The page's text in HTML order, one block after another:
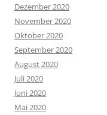
Dezember 2020
November 2020
Oktober 2020
September 2020
August 2020
Juli 2020
Juni 2020
Mai 2020